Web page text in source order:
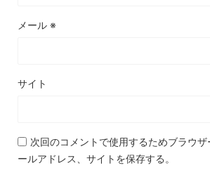
メール ※
サイト
次回のコメントで使用するためブラウ
ールアドレス、サイトを保存する。